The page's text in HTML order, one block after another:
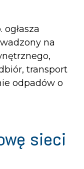
ogłasza
na
transport
odpadów o
sieci